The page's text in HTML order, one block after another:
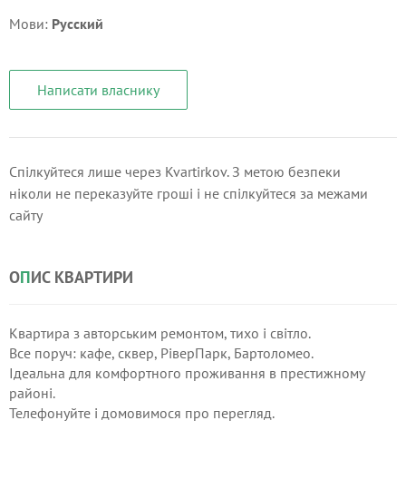
Мови: Русский
Написати власнику
Спілкуйтеся лише через Kvartirkov. З метою безпеки
ніколи не переказуйте гроші і не спілкуйтеся за межами
сайту
ОПИС КВАРТИРИ
Квартира з авторським ремонтом, тихо і світло.
Все поруч: кафе, сквер, РіверПарк, Бартоломео.
Ідеальна для комфортного проживання в престижному
районі.
Телефонуйте і домовимося про перегляд.